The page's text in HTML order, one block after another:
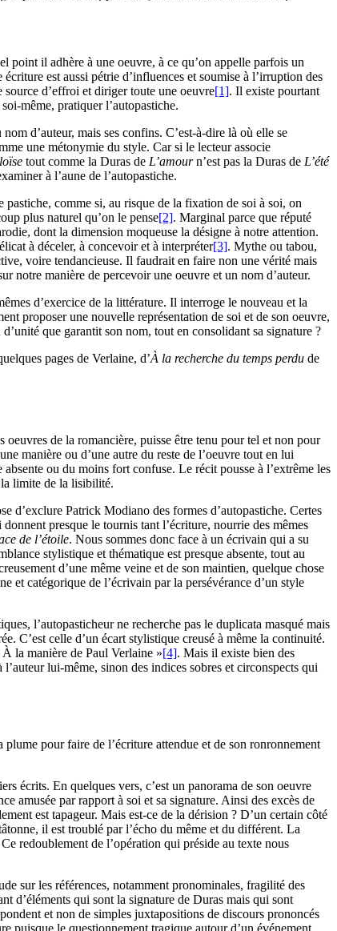
point il adhère à une oeuvre, à ce qu’on appelle parfois un
est aussi pétrie d’influences et soumise à l’irruption des
source d’effroi et diriger toute une oeuvre[1]. Il existe pourtant
même, pratiquer l’autopastiche.
d’auteur, mais ses confins. C’est-à-dire là où elle se
une métonymie du style. Car si le lecteur associe
tout comme la Duras de L’amourn’est pas la Duras de L’été
à l’aune de l’autopastiche.
comme si, au risque de la fixation de soi à soi, on
plus naturel qu’on le pense[2]. Marginal parce que réputé
dont la dimension moqueuse la désigne à notre attention.
à déceler, à concevoir et à interpréter[3]. Mythe ou tabou,
voire tendancieuse. Il faudrait en faire non une vérité mais
notre manière de percevoir une oeuvre et un nom d’auteur.
d’exercice de la littérature. Il interroge le nouveau et la
proposer une nouvelle représentation de soi et de son oeuvre,
que garantit son nom, tout en consolidant sa signature ?
pages de Verlaine, d’À la recherche du temps perdu de
de la romancière, puisse être tenu pour tel et non pour
manière ou d’une autre du reste de l’oeuvre tout en lui
ou du moins fort confuse. Le récit pousse à l’extrême les
la limite de la lisibilité.
d’exclure Patrick Modiano des formes d’autopastiche. Certes
presque le tournis tant l’écriture, nourrie des mêmes
de l’étoile. Nous sommes donc face à un écrivain qui a su
stylistique et thématique est presque absente, tout au
d’une même veine et de son maintien, quelque chose
et catégorique de l’écrivain par la persévérance d’un style
l’autopasticheur ne recherche pas le duplicata masqué mais
C’est celle d’un écart stylistique creusé à même la continuité.
la manière de Paul Verlaine »[4]. Mais il existe bien des
lui-même, sinon des indices sobres et circonspects qui
pour faire de l’écriture attendue et de son ronronnement
écrits. En quelques vers, c’est un panorama de son oeuvre
amusée par rapport à soi et sa signature. Ainsi des excès de
est tapageur. Mais est-ce de la dérision ? D’un certain côté
il est troublé par l’écho du même et du différent. La
redoublement de l’opération qui préside au texte nous
sur les références, notamment pronominales, fragilité des
d’éléments qui sont la signature de Duras mais qui sont
et non de simples juxtapositions de discours prononcés
puisque le questionnement tragique autour d’un événement